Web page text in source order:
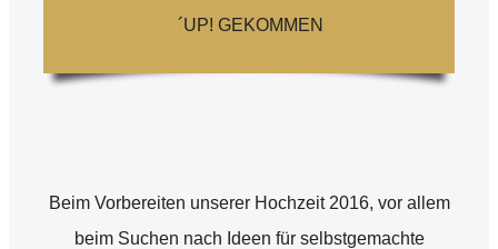
´UP! GEKOMMEN
Beim Vorbereiten unserer Hochzeit 2016, vor allem
beim Suchen nach Ideen für selbstgemachte